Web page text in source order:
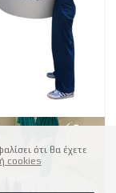
ότι θα έχετε
cookies